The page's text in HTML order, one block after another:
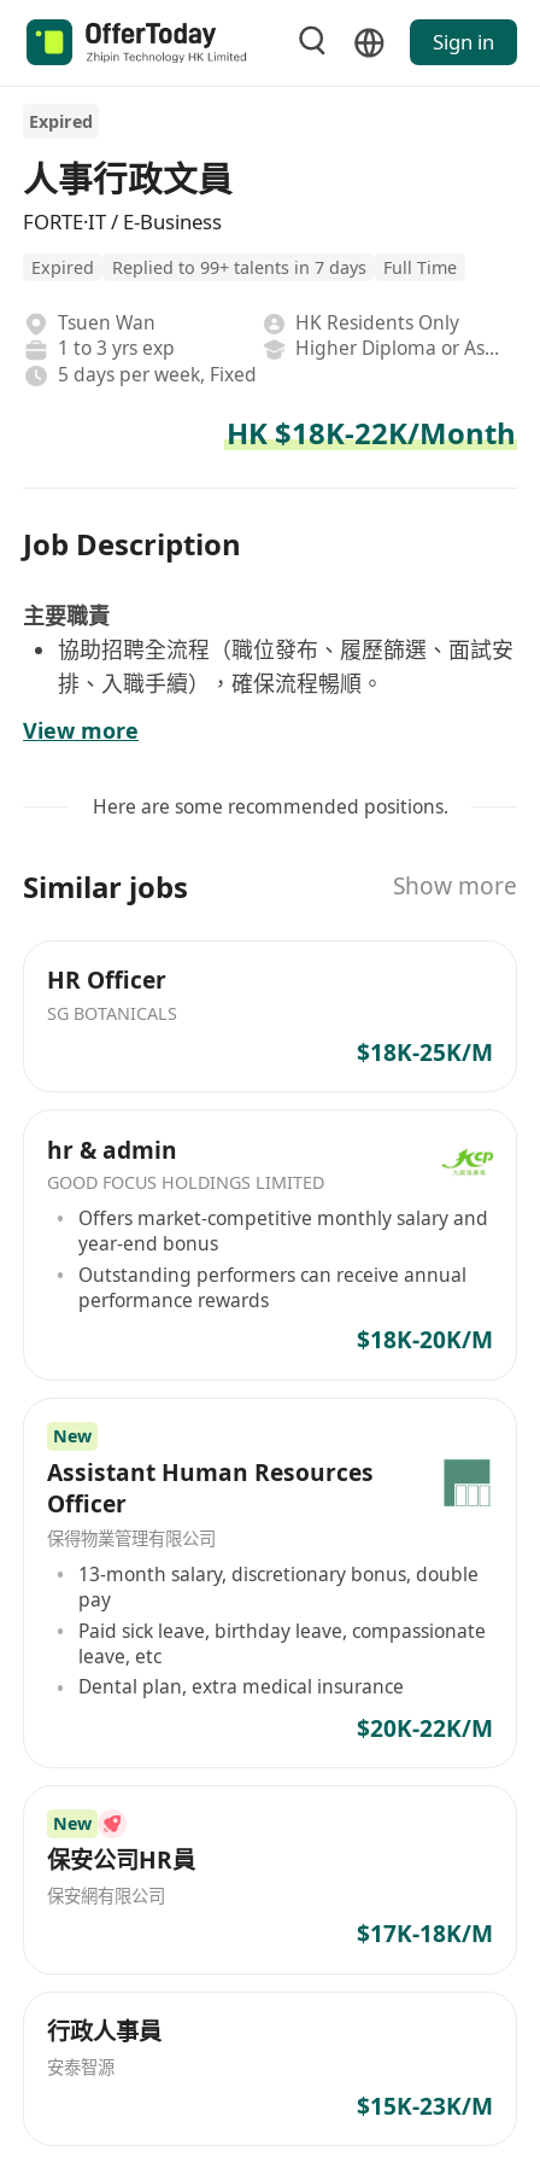
Sign in
Expired
人事行政文員
FORTE·IT / E-Business
Expired Replied to 99+ talents in 7 days Full Time
Tsuen Wan
HK Residents Only
1 to 3 yrs exp
Higher Diploma or Associate Degree
5 days per week, Fixed
HK $18K-22K/Month
Job Description
主要職責
協助招聘全流程（職位發布、履歷篩選、面試安
排、入職手續），確保流程暢順。
則，保障資料準確安全。
人事相關文書、歸檔工作。
詢。
專業、有相關經驗者優先，可接受優秀應屆生。
熟悉香港僱傭基礎法規者優先，熟練操作Office
軟件，具備基礎英語聽說讀寫能力。
View more
Here are some recommended positions.
Similar jobs Show more
HR Officer
SG BOTANICALS
$18K-25K/M
hr & admin
GOOD FOCUS HOLDINGS LIMITED
Offers market-competitive monthly salary and
year-end bonus
Outstanding performers can receive annual
performance rewards
$18K-20K/M
New
Assistant Human Resources
Officer
保得物業管理有限公司
13-month salary, discretionary bonus, double
pay
Paid sick leave, birthday leave, compassionate
leave, etc
Dental plan, extra medical insurance
$20K-22K/M
New
保安公司HR員
保安網有限公司
$17K-18K/M
行政人事員
安泰智源
$15K-23K/M